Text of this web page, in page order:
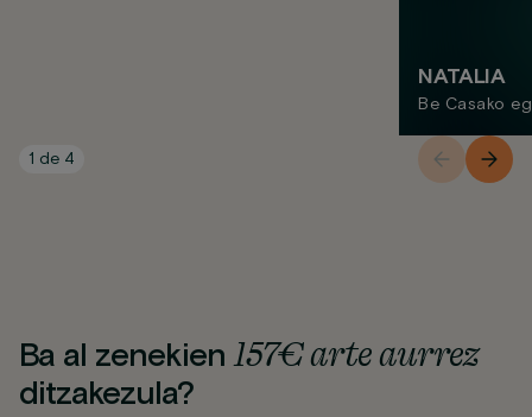
NATALIA
Be Casako
1 de 4
Ba al zenekien157€ arte aurrez
ditzakezula?